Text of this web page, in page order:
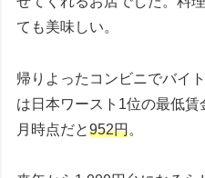
ても美味しい。
帰りよったコンビニでバイ
は日本ワースト1位の最低
月時点だと952円。